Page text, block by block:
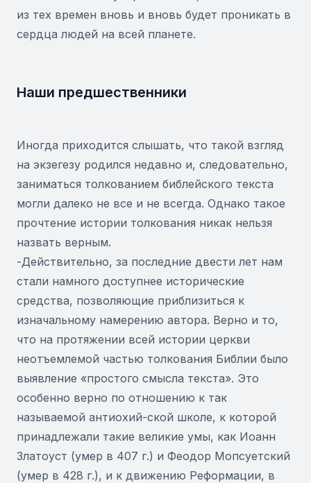
из тех времен вновь и вновь будет проникать в
сердца людей на всей планете.
Наши предшественники
Иногда приходится слышать, что такой взгляд
на экзегезу родился недавно и, следовательно,
заниматься толкованием библейского текста
могли далеко не все и не всегда. Однако такое
прочтение истории толкования никак нельзя
назвать верным.
-Действительно, за последние двести лет нам
стали намного доступнее исторические
средства, позволяющие приблизиться к
изначальному намерению автора. Верно и то,
что на протяжении всей истории церкви
неотъемлемой частью толкования Библии было
выявление «простого смысла текста». Это
особенно верно по отношению к так
называемой антиохий-ской школе, к которой
принадлежали такие великие умы, как Иоанн
Златоуст (умер в 407 г.) и Феодор Мопсуетский
(умер в 428 г.), и к движению Реформации, в